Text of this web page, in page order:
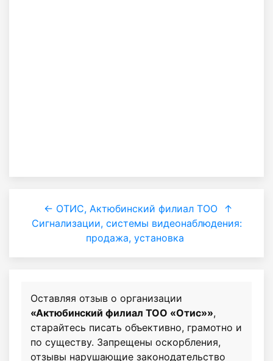
← ОТИС, Актюбинский филиал ТОО
↑
Сигнализации, системы видеонаблюдения:
продажа, установка
Оставляя отзыв о организации
«Актюбинский филиал ТОО «Отис»»,
старайтесь писать объективно, грамотно и
по существу. Запрещены оскорбления,
отзывы нарушающие законодательство